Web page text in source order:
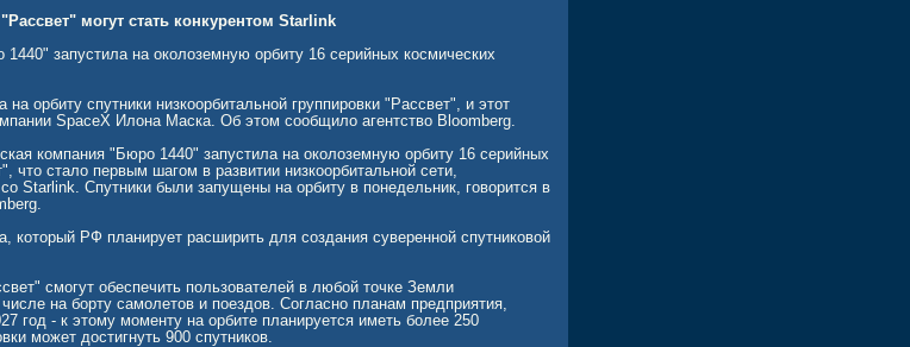
могут стать конкурентом Starlink
запустила на околоземную орбиту 16 серийных космических
спутники низкоорбитальной группировки "Рассвет", и этот
SpaceX Илона Маска. Об этом сообщило агентство Bloomberg.
компания "Бюро 1440" запустила на околоземную орбиту 16 серийных
что стало первым шагом в развитии низкоорбитальной сети,
Starlink. Спутники были запущены на орбиту в понедельник, говорится в
который РФ планирует расширить для создания суверенной спутниковой
смогут обеспечить пользователей в любой точке Земли
на борту самолетов и поездов. Согласно планам предприятия,
год - к этому моменту на орбите планируется иметь более 250
может достигнуть 900 спутников.